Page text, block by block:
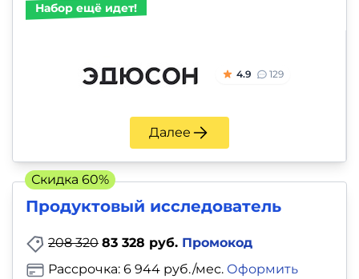
Набор ещё идет!
4.9 129
Далее
Продуктовый исследователь
208 320 83 328 руб. Промокод
Рассрочка: 6 944 руб./мес. Оформить
Скидка 60%
здоровье,
Психология
саморазвитие
Прочее
Репетиторы